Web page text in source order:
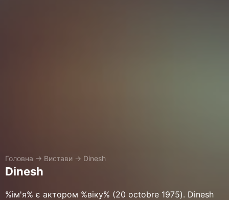
Головна → Вистави → Dinesh
Dinesh
%ім'я% є актором %віку% (20 octobre 1975). Dinesh